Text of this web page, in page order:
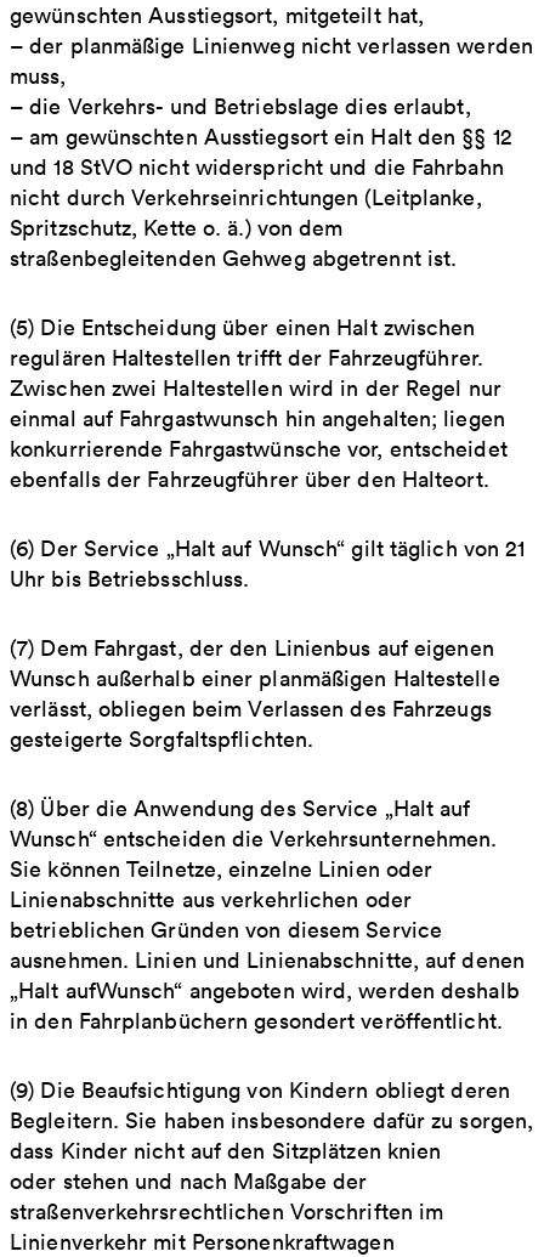
gewünschten Ausstiegsort, mitgeteilt hat,
– der planmäßige Linienweg nicht verlassen werden
muss,
– die Verkehrs- und Betriebslage dies erlaubt,
– am gewünschten Ausstiegsort ein Halt den §§ 12
und 18 StVO nicht widerspricht und die Fahrbahn
nicht durch Verkehrseinrichtungen (Leitplanke,
Spritzschutz, Kette o. ä.) von dem
straßenbegleitenden Gehweg abgetrennt ist.
(5) Die Entscheidung über einen Halt zwischen
regulären Haltestellen trifft der Fahrzeugführer.
Zwischen zwei Haltestellen wird in der Regel nur
einmal auf Fahrgastwunsch hin angehalten; liegen
konkurrierende Fahrgastwünsche vor, entscheidet
ebenfalls der Fahrzeugführer über den Halteort.
(6) Der Service „Halt auf Wunsch“ gilt täglich von 21
Uhr bis Betriebsschluss.
(7) Dem Fahrgast, der den Linienbus auf eigenen
Wunsch außerhalb einer planmäßigen Haltestelle
verlässt, obliegen beim Verlassen des Fahrzeugs
gesteigerte Sorgfaltspflichten.
(8) Über die Anwendung des Service „Halt auf
Wunsch“ entscheiden die Verkehrsunternehmen.
Sie können Teilnetze, einzelne Linien oder
Linienabschnitte aus verkehrlichen oder
betrieblichen Gründen von diesem Service
ausnehmen. Linien und Linienabschnitte, auf denen
„Halt aufWunsch“ angeboten wird, werden deshalb
in den Fahrplanbüchern gesondert veröffentlicht.
(9) Die Beaufsichtigung von Kindern obliegt deren
Begleitern. Sie haben insbesondere dafür zu sorgen,
dass Kinder nicht auf den Sitzplätzen knien
oder stehen und nach Maßgabe der
straßenverkehrsrechtlichen Vorschriften im
Linienverkehr mit Personenkraftwagen